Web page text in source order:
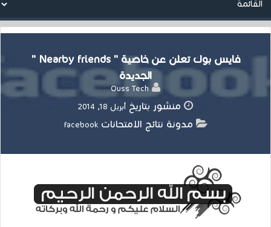
فايس بوك تعلن عن خاصية " Nearby friends "
الجديدة
Ouss Tech
منشور بتاريخ أبريل 18, 2014
مدونة نتائج الامتحاناتfacebook